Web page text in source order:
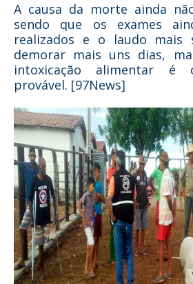
A causa da morte ainda
sendo que os exames
realizados e o laudo mais
demorar mais uns dias,
intoxicação alimentar é
provável. [97News]